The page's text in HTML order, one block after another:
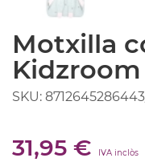
Motxilla
Kidzroom
SKU: 8712645286443
31,95 € IVA inclòs